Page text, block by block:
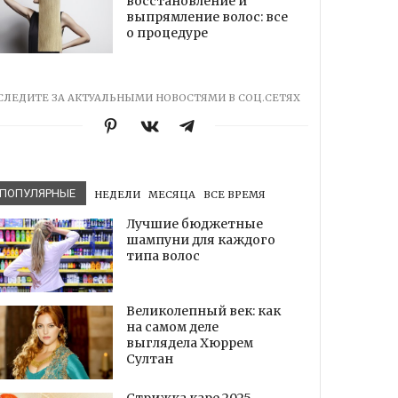
выпрямление волос: все
о процедуре
ЗА АКТУАЛЬНЫМИ НОВОСТЯМИ В СОЦ.СЕТЯХ
ПОПУЛЯРНЫЕ НЕДЕЛИ МЕСЯЦА ВСЕ ВРЕМЯ
Лучшие бюджетные
шампуни для каждого
типа волос
Великолепный век: как
на самом деле
выглядела Хюррем
Султан